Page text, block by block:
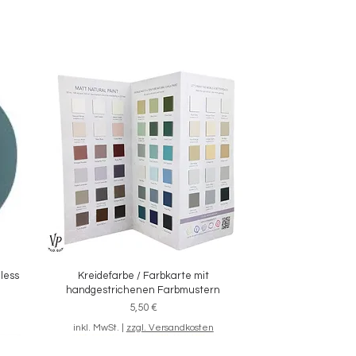
Schnellansicht
Kreidefarbe / Farbkarte mit
handgestrichenen Farbmustern
Preis
5,50 €
inkl. MwSt. zzgl. Versandkosten